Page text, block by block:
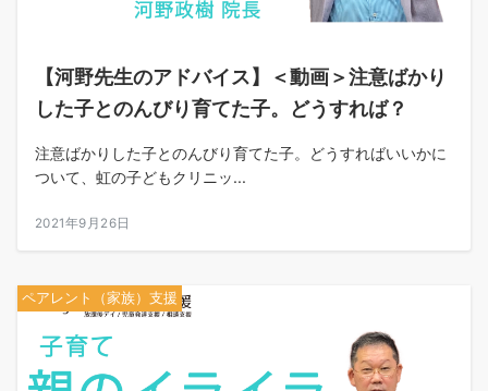
【河野先生のアドバイス】＜動画＞注意ばかり
した子とのんびり育てた子。どうすれば？
注意ばかりした子とのんびり育てた子。どうすればいいかに
ついて、虹の子どもクリニッ...
2021年9月26日
ペアレント（家族）支援